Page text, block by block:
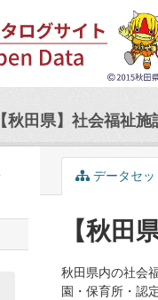
【秋田県】社会福祉
データセッ
【秋田
秋田県内の社会
園・保育所・認